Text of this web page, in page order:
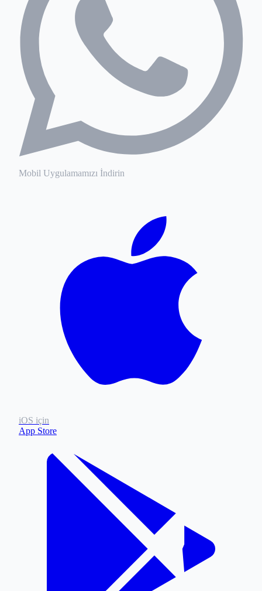
Mobil Uygulamamızı İndirin
iOS için
App Store